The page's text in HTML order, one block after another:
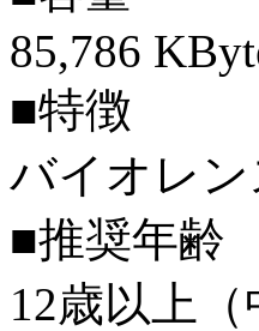
85,786
■特徴
バイオレン
■推奨年齢
12歳以上（